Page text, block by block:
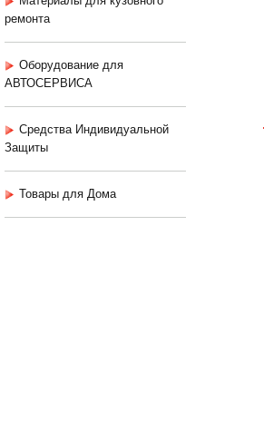
ремонта
Оборудование для
АВТОСЕРВИСА
Средства Индивидуальной
Защиты
Товары для Дома